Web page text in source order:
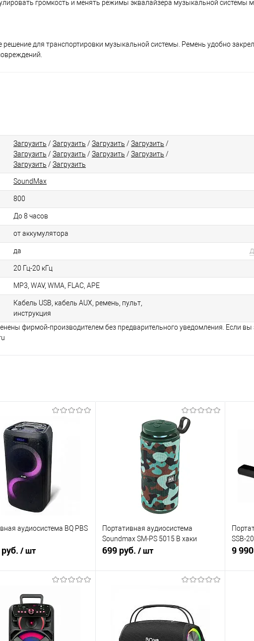
громкость и менять режимы эквалайзера музыкальной
решение для транспортировки музыкальной системы. Ремень удобно
Загрузить / Загрузить / Загрузить / Загрузить /
Загрузить / Загрузить / Загрузить / Загрузить /
Загрузить / Загрузить
SoundMax
800
До 8 часов
от аккумулятора
да
20 Гц-20 кГц
MP3, WAV, WMA, FLAC, APE
Кабель USB, кабель AUX, ремень, пульт,
инструкция
фирмой-производителем без предварительного уведомления. Если вы
аудиосистема BQ PBS
/ шт
в 1 клик
К сравнению
В наличии
Портативная аудиосистема
Soundmax SM-PS 5015 B хаки
699 руб. / шт
Купить в 1 клик
К сравнению
В избранное
В наличии
SSB-
9
В